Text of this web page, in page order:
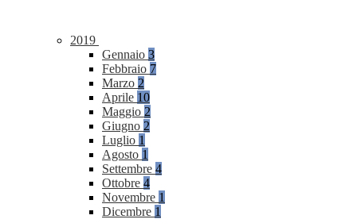
2019
Gennaio 3
Febbraio 7
Marzo 2
Aprile 10
Maggio 2
Giugno 2
Luglio 1
Agosto 1
Settembre 4
Ottobre 4
Novembre 1
Dicembre 1